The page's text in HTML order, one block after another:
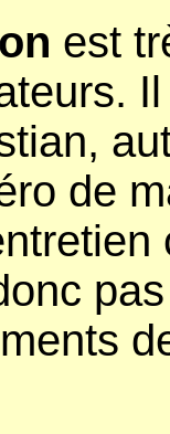
est
de